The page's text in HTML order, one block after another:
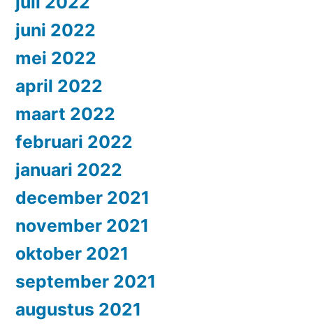
juni 2022
mei 2022
april 2022
maart 2022
februari 2022
januari 2022
december 2021
november 2021
oktober 2021
september 2021
augustus 2021